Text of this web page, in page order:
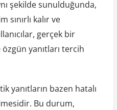
şekilde sunulduğunda,
sınırlı kalır ve
gerçek bir
yanıtları tercih
yanıtların bazen hatalı
Bu durum,